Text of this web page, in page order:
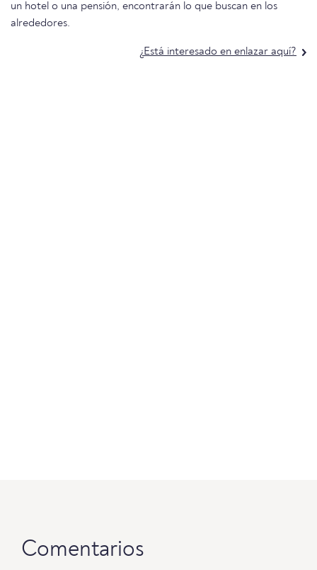
un hotel o una pensión, encontrarán lo que buscan en los
alrededores.
¿Está interesado en enlazar aquí?
Comentarios